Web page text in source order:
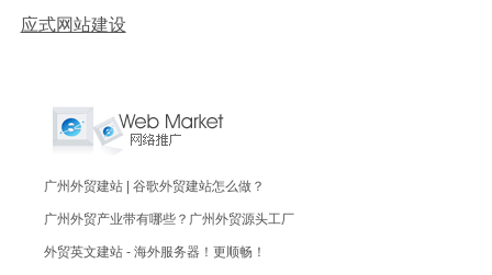
应式网站建设
广州外贸建站 | 谷歌外贸建站怎么做？
广州外贸产业带有哪些？广州外贸源头工厂
外贸英文建站 - 海外服务器！更顺畅！